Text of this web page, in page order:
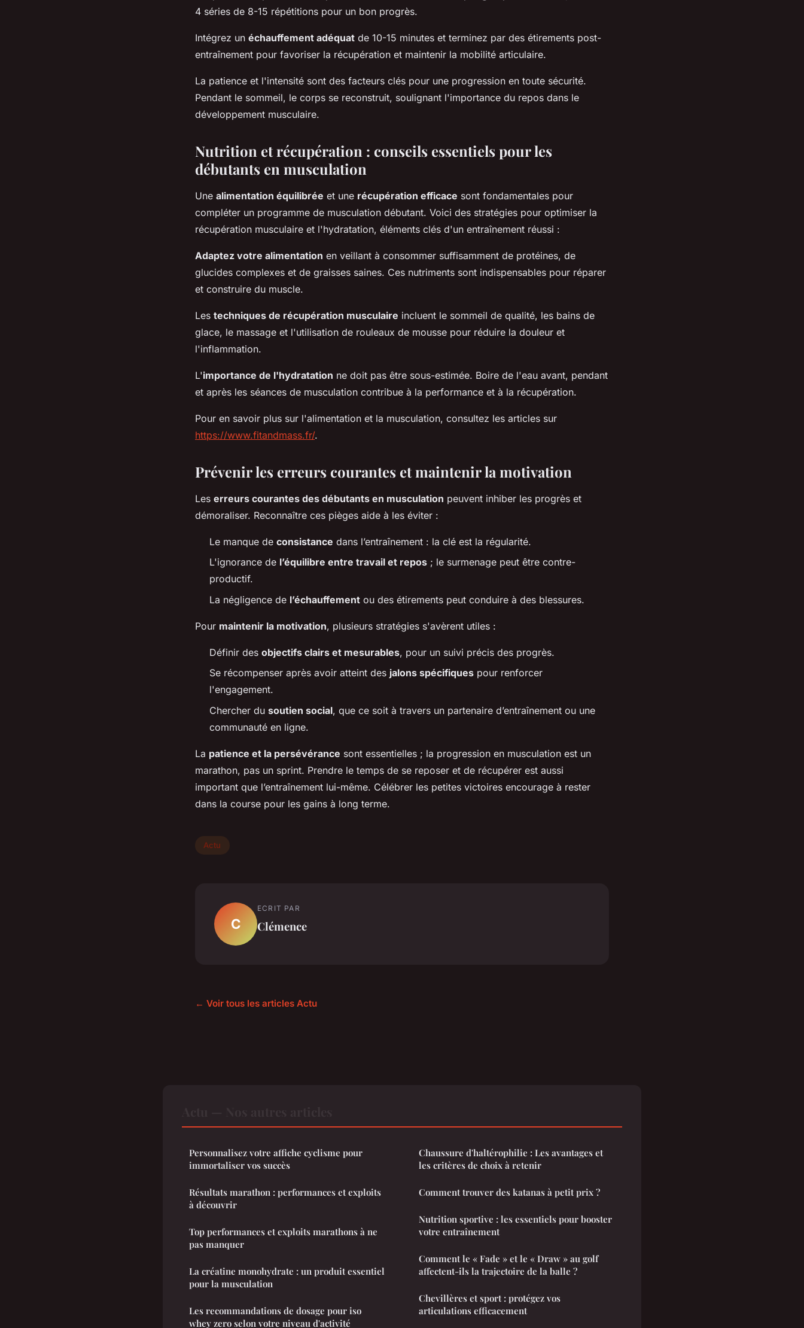
4 séries de 8-15 répétitions pour un bon progrès.
Intégrez un échauffement adéquat de 10-15 minutes et terminez par des étirements post-
entraînement pour favoriser la récupération et maintenir la mobilité articulaire.
La patience et l'intensité sont des facteurs clés pour une progression en toute sécurité.
Pendant le sommeil, le corps se reconstruit, soulignant l'importance du repos dans le
développement musculaire.
Nutrition et récupération : conseils essentiels pour les
débutants en musculation
Une alimentation équilibrée et une récupération efficace sont fondamentales pour
compléter un programme de musculation débutant. Voici des stratégies pour optimiser la
récupération musculaire et l'hydratation, éléments clés d'un entraînement réussi :
Adaptez votre alimentation en veillant à consommer suffisamment de protéines, de
glucides complexes et de graisses saines. Ces nutriments sont indispensables pour réparer
et construire du muscle.
Les techniques de récupération musculaire incluent le sommeil de qualité, les bains de
glace, le massage et l'utilisation de rouleaux de mousse pour réduire la douleur et
l'inflammation.
L'importance de l'hydratation ne doit pas être sous-estimée. Boire de l'eau avant, pendant
et après les séances de musculation contribue à la performance et à la récupération.
Pour en savoir plus sur l'alimentation et la musculation, consultez les articles sur
https://www.fitandmass.fr/.
Prévenir les erreurs courantes et maintenir la motivation
Les erreurs courantes des débutants en musculation peuvent inhiber les progrès et
démoraliser. Reconnaître ces pièges aide à les éviter :
Le manque de consistance dans l’entraînement : la clé est la régularité.
L'ignorance de l’équilibre entre travail et repos ; le surmenage peut être contre-
productif.
La négligence de l’échauffement ou des étirements peut conduire à des blessures.
Pour maintenir la motivation, plusieurs stratégies s'avèrent utiles :
Définir des objectifs clairs et mesurables, pour un suivi précis des progrès.
Se récompenser après avoir atteint des jalons spécifiques pour renforcer
l'engagement.
Chercher du soutien social, que ce soit à travers un partenaire d’entraînement ou une
communauté en ligne.
La patience et la persévérance sont essentielles ; la progression en musculation est un
marathon, pas un sprint. Prendre le temps de se reposer et de récupérer est aussi
important que l’entraînement lui-même. Célébrer les petites victoires encourage à rester
dans la course pour les gains à long terme.
Actu
C
ECRIT PAR
Clémence
← Voir tous les articles Actu
Personnalisez votre affiche cyclisme pour
immortaliser vos succès
Résultats marathon : performances et exploits
à découvrir
Top performances et exploits marathons à ne
pas manquer
La créatine monohydrate : un produit essentiel
pour la musculation
Les recommandations de dosage pour iso
whey zero selon votre niveau d'activité
Chaussure d'haltérophilie : Les avantages et
les critères de choix à retenir
Comment trouver des katanas à petit prix ?
Nutrition sportive : les essentiels pour booster
votre entraînement
Comment le « Fade » et le « Draw » au golf
affectent-ils la trajectoire de la balle ?
Chevillères et sport : protégez vos
articulations efficacement